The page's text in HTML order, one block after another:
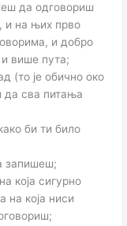
да одговориш
и на њих прво
и добро
и више пута;
(то је обично око
да сва питања
би ти било
запишеш;
која сигурно
на која ниси